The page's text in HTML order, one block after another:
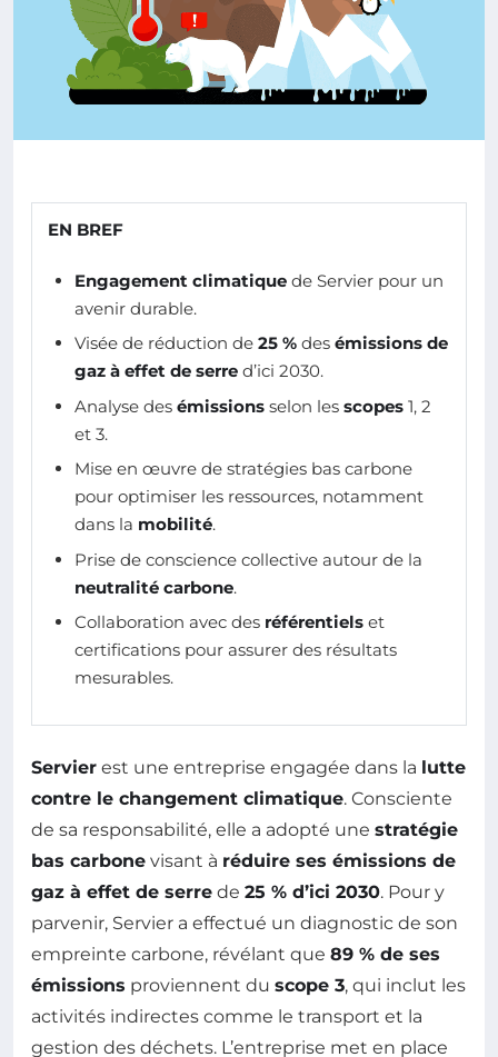
EN BREF
Engagement climatique de Servier pour un
avenir durable.
Visée de réduction de 25 % des émissions de
gaz à effet de serre d’ici 2030.
Analyse des émissions selon les scopes 1, 2
et 3.
Mise en œuvre de stratégies bas carbone
pour optimiser les ressources, notamment
dans la mobilité.
Prise de conscience collective autour de la
neutralité carbone.
Collaboration avec des référentiels et
certifications pour assurer des résultats
mesurables.
Servier est une entreprise engagée dans la lutte
contre le changement climatique. Consciente
de sa responsabilité, elle a adopté une stratégie
bas carbone visant à réduire ses émissions de
gaz à effet de serre de 25 % d’ici 2030. Pour y
parvenir, Servier a effectué un diagnostic de son
empreinte carbone, révélant que 89 % de ses
émissions proviennent du scope 3, qui inclut les
activités indirectes comme le transport et la
gestion des déchets. L’entreprise met en place